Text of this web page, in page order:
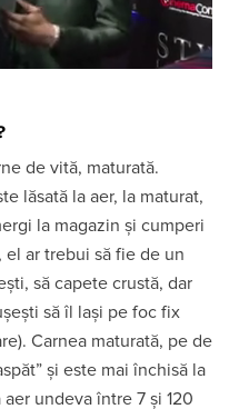
de vită, maturată.
lăsată la aer, la maturat,
la magazin și cumperi
el ar trebui să fie de un
să capete crustă, dar
să îl lași pe foc fix
Carnea maturată, pe de
și este mai închisă la
undeva între 7 și 120